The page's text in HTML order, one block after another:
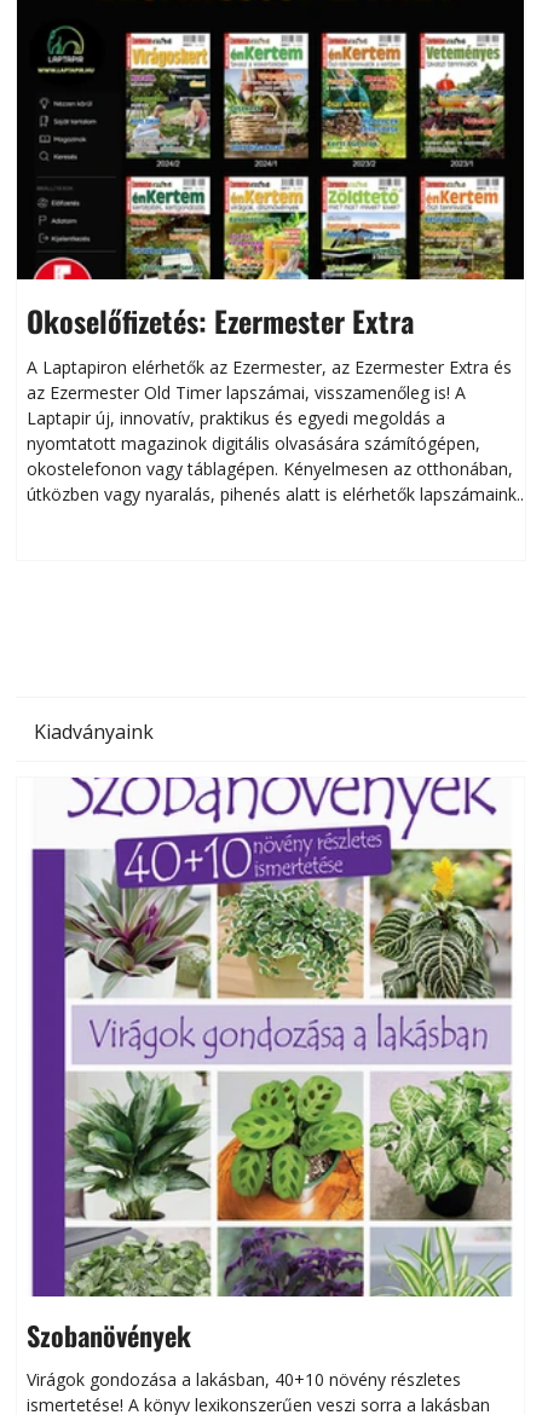
Okoselőfizetés: Ezermester Extra
A Laptapiron elérhetők az Ezermester, az Ezermester Extra és
az Ezermester Old Timer lapszámai, visszamenőleg is! A
Laptapir új, innovatív, praktikus és egyedi megoldás a
nyomtatott magazinok digitális olvasására számítógépen,
okostelefonon vagy táblagépen. Kényelmesen az otthonában,
útközben vagy nyaralás, pihenés alatt is elérhetők lapszámaink.
Kiadványaink
Szobanövények
Virágok gondozása a lakásban, 40+10 növény részletes
ismertetése! A könyv lexikonszerűen veszi sorra a lakásban